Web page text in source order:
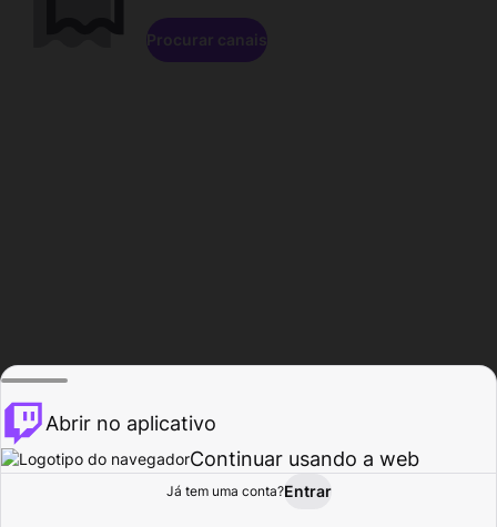
Procurar Atividade
Procurar canais
Abrir no aplicativo
Continuar usando a web
Já tem uma conta?Entrar